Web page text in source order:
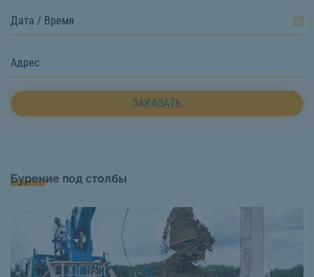
ЗАКАЗАТЬ
Бурение под столбы